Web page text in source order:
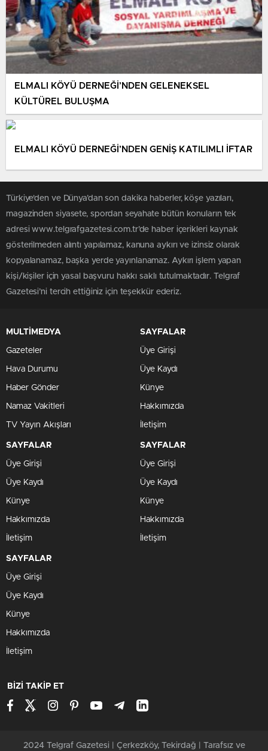
ELMALI KÖYÜ DERNEĞİ’NDEN GELENEKSEL
KÜLTÜREL BULUŞMA
ELMALI KÖYÜ DERNEĞİ’NDEN GENİŞ KATILIMLI İFTAR
Türkiye'den ve Dünya’dan son dakika haberler, köşe yazıları,
magazinden siyasete, spordan seyahate bütün konuların tek
adresi www.telgrafgazetesi.com.tr’de haber içerikleri kaynak
gösterilmeden alıntı yapılamaz, kanuna aykırı ve izinsiz olarak
kopyalanamaz, başka yerde yayınlanamaz. Aykırı işlem yapan
kişi/kişiler için yasal başvuru hakkı saklı tutulmaktadır. Telgraf
Gazetesi’ni tercih ettiğiniz için teşekkür ederiz.
MULTİMEDYA
Gazeteler
Hava Durumu
Haber Gönder
Namaz Vakitleri
TV Yayın Akışları
SAYFALAR
Üye Girişi
Üye Kaydı
Künye
Hakkımızda
İletişim
SAYFALAR
Üye Girişi
Üye Kaydı
Künye
Hakkımızda
İletişim
SAYFALAR
Üye Girişi
Üye Kaydı
Künye
Hakkımızda
İletişim
SAYFALAR
Üye Girişi
Üye Kaydı
Künye
Hakkımızda
İletişim
BİZİ TAKİP ET
2024 Telgraf Gazetesi | Çerkezköy, Tekirdağ | Tarafsız ve